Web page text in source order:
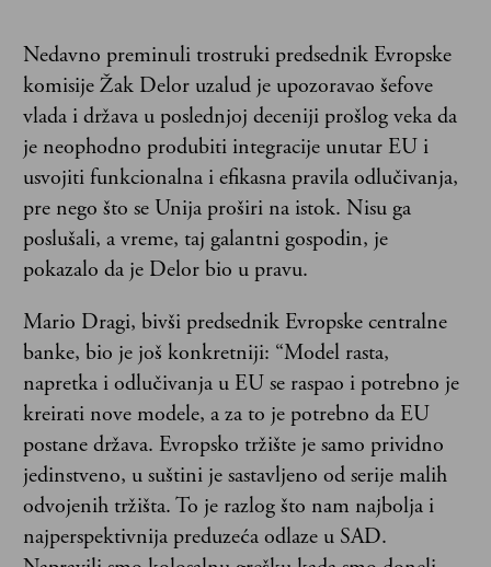
Nedavno preminuli trostruki predsednik Evropske
komisije Žak Delor uzalud je upozoravao šefove
vlada i država u poslednjoj deceniji prošlog veka da
je neophodno produbiti integracije unutar EU i
usvojiti funkcionalna i efikasna pravila odlučivanja,
pre nego što se Unija proširi na istok. Nisu ga
poslušali, a vreme, taj galantni gospodin, je
pokazalo da je Delor bio u pravu.
Mario Dragi, bivši predsednik Evropske centralne
banke, bio je još konkretniji: “Model rasta,
napretka i odlučivanja u EU se raspao i potrebno je
kreirati nove modele, a za to je potrebno da EU
postane država. Evropsko tržište je samo prividno
jedinstveno, u suštini je sastavljeno od serije malih
odvojenih tržišta. To je razlog što nam najbolja i
najperspektivnija preduzeća odlaze u SAD.